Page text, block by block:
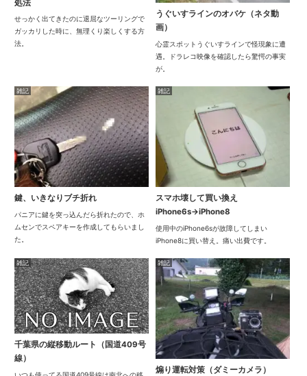
処法
せっかく出てきたのに退屈なツーリングで
ガッカリした時に、無理くり楽しくする方
法。
うぐいすラインのオバケ（ネタ動
画）
心霊スポットうぐいすラインで怪現象に遭
遇。ドラレコ映像を確認したら驚愕の事実
が。
雑記
鍵、いきなりブチ折れ
パニアに鍵を突っ込んだら折れたので、ホ
ムセンでスペアキーを作成してもらいまし
た。
雑記
スマホ壊して買い換え
iPhone6s→iPhone8
使用中のiPhone6sが故障してしまい
iPhone8に買い替え。痛い出費です。
雑記
千葉県の縦移動ルート（国道409号
線）
雑記
煽り運転対策（ダミーカメラ）